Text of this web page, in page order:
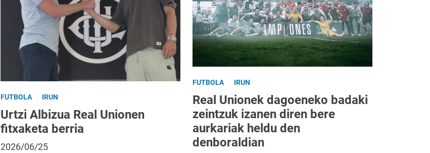
FUTBOLA IRUN
Urtzi Albizua Real Unionen
fitxaketa berria
2026/06/25
FUTBOLA IRUN
Real Unionek dagoeneko badaki
zeintzuk izanen diren bere
aurkariak heldu den
denboraldian